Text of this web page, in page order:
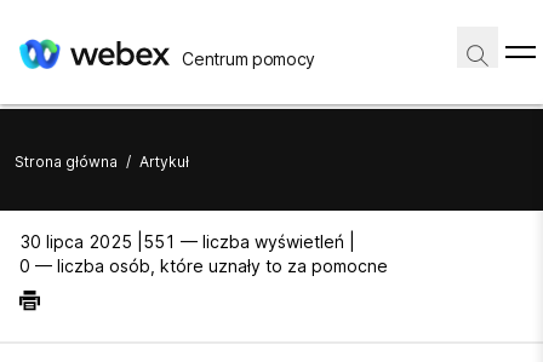
Centrum pomocy
Strona główna / Artykuł
30 lipca 2025 | 551 — liczba wyświetleń |
0 — liczba osób, które uznały to za pomocne